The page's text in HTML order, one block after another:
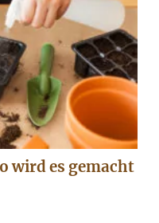
wird es gemacht